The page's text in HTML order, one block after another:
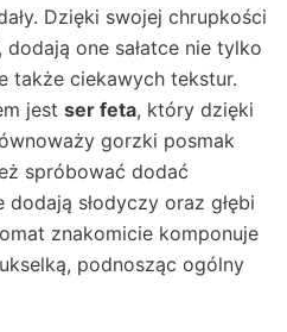
Dzięki swojej chrupkości
one sałatce nie tylko
także ciekawych tekstur.
jest ser feta, który dzięki
gorzki posmak
spróbować dodać
dodają słodyczy oraz głębi
znakomicie komponuje
podnosząc ogólny